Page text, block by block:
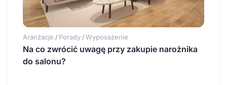
Aranżacje / Porady / Wyposażenie
Na co zwrócić uwagę przy zakupie narożnika
do salonu?